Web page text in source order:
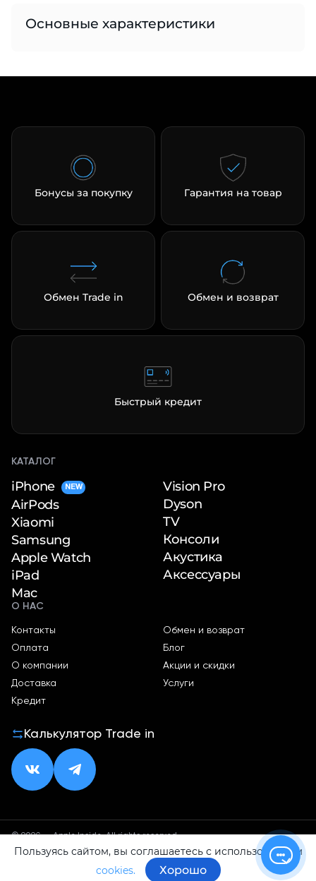
Основные характеристики
Бонусы за покупку Гарантия на товар
Обмен Trade in Обмен и возврат
Быстрый кредит
КАТАЛОГ
iPhone NEW
AirPods
Xiaomi
Samsung
Apple Watch
iPad
Mac
Vision Pro
Dyson
TV
Консоли
Акустика
Аксессуары
О НАС
Контакты
Оплата
О компании
Доставка
Кредит
Обмен и возврат
Блог
Акции и скидки
Услуги
Калькулятор Trade in
© 2026 — Apple Inside. All rights reserved.
Политика конфиденциальностиОферта
Пользуясь сайтом, вы соглашаетесь с использованием
cookies.
Хорошо
недели
Остались вопросы?